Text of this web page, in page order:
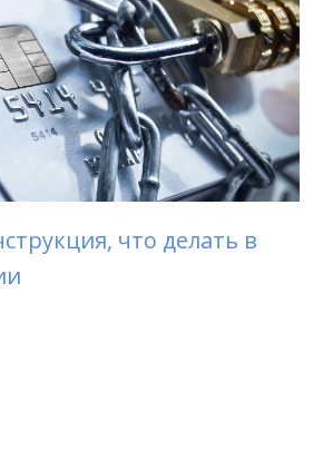
что делать в